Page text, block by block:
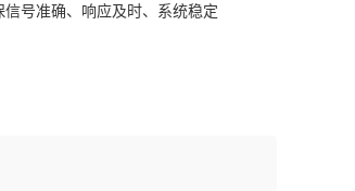
号准确、响应及时、系统稳定